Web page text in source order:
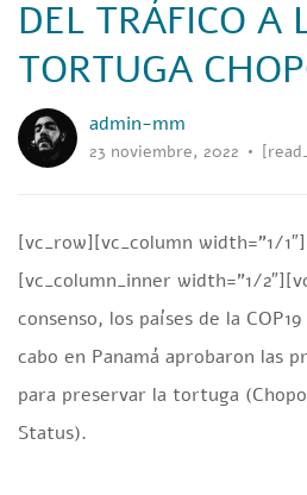
DEL TRÁFICO A
TORTUGA
admin-mm
23 noviembre, 2022
[vc_row][vc_column width=”1/
[vc_column_inner width=”1/
consenso, los países de la
cabo en Panamá aprobaron las
para preservar la tortuga
Status).